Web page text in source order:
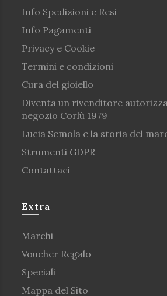
Info Spedizioni e Resi
Info Pagamenti
Privacy e Cookie
Termini e condizioni
Cura del gioiello
Diventa un rivenditore
negozio Corlù 1979
Lucia Semola e la storia del
Strumenti GDPR
Contattaci
Extra
Marchi
Voucher Regalo
Speciali
Mappa del Sito